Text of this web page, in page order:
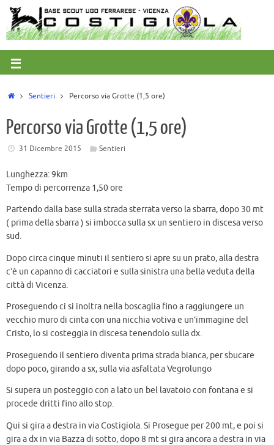
Sentieri Percorso via Grotte (1,5 ore)
Percorso via Grotte (1,5 ore)
31 Dicembre 2015 Sentieri
Lunghezza: 9km
Tempo di percorrenza 1,50 ore
Partendo dalla base sulla strada sterrata verso la sbarra, dopo 30 mt
( prima della sbarra ) si imbocca sulla sx un sentiero in discesa verso
sud.
Dopo circa cinque minuti il sentiero si apre su un prato, alla destra
c’è un capanno di cacciatori e sulla sinistra una bella veduta della
città di Vicenza.
Proseguendo ci si inoltra nella boscaglia fino a raggiungere un
vecchio muro di cinta con una nicchia votiva e un’immagine del
Cristo, lo si costeggia in discesa tenendolo sulla dx.
Proseguendo il sentiero diventa prima strada bianca, per sbucare
dopo poco, girando a sx, sulla via asfaltata Vegrolungo
Si supera un posteggio con a lato un bel lavatoio con fontana e si
procede dritti fino allo stop.
Qui si gira a destra in via Costigiola. Si Prosegue per 200 mt, e poi si
gira a dx in via Bazza di sotto, dopo 8 mt si gira ancora a destra in via